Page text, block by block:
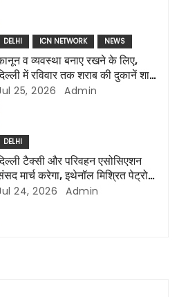
DELHI ICN NETWORK NEWS
व व्यवस्था बनाए रखने के लिए,
में रविवार तक शराब की दुकानें शाम
बजे बंद होगीं
25, 2026 Admin
DELHI
टैक्सी और परिवहन एसोसिएशन
मार्च करेगा, इथेनॉल मिश्रित पेट्रोल
खिलाफ
24, 2026 Admin